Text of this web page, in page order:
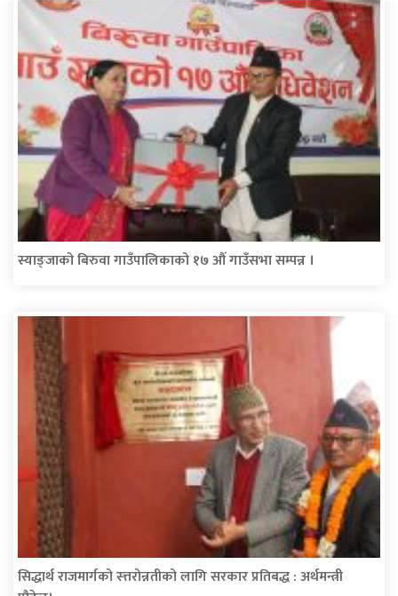
स्याङ्जाको बिरुवा गाउँपालिकाको १७ औं गाउँसभा सम्पन्न ।
सिद्धार्थ राजमार्गको स्त्तरोन्नतीको लागि सरकार प्रतिबद्ध : अर्थमन्त्री